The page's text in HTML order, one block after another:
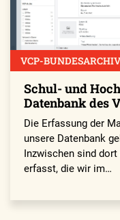
VCP-BUNDESARCHIV
Schul- und
Datenbank des
Die Erfassung der
unsere Datenbank
Inzwischen sind
erfasst, die wir im…